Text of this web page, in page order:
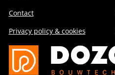
Contact
Privacy policy & cookies